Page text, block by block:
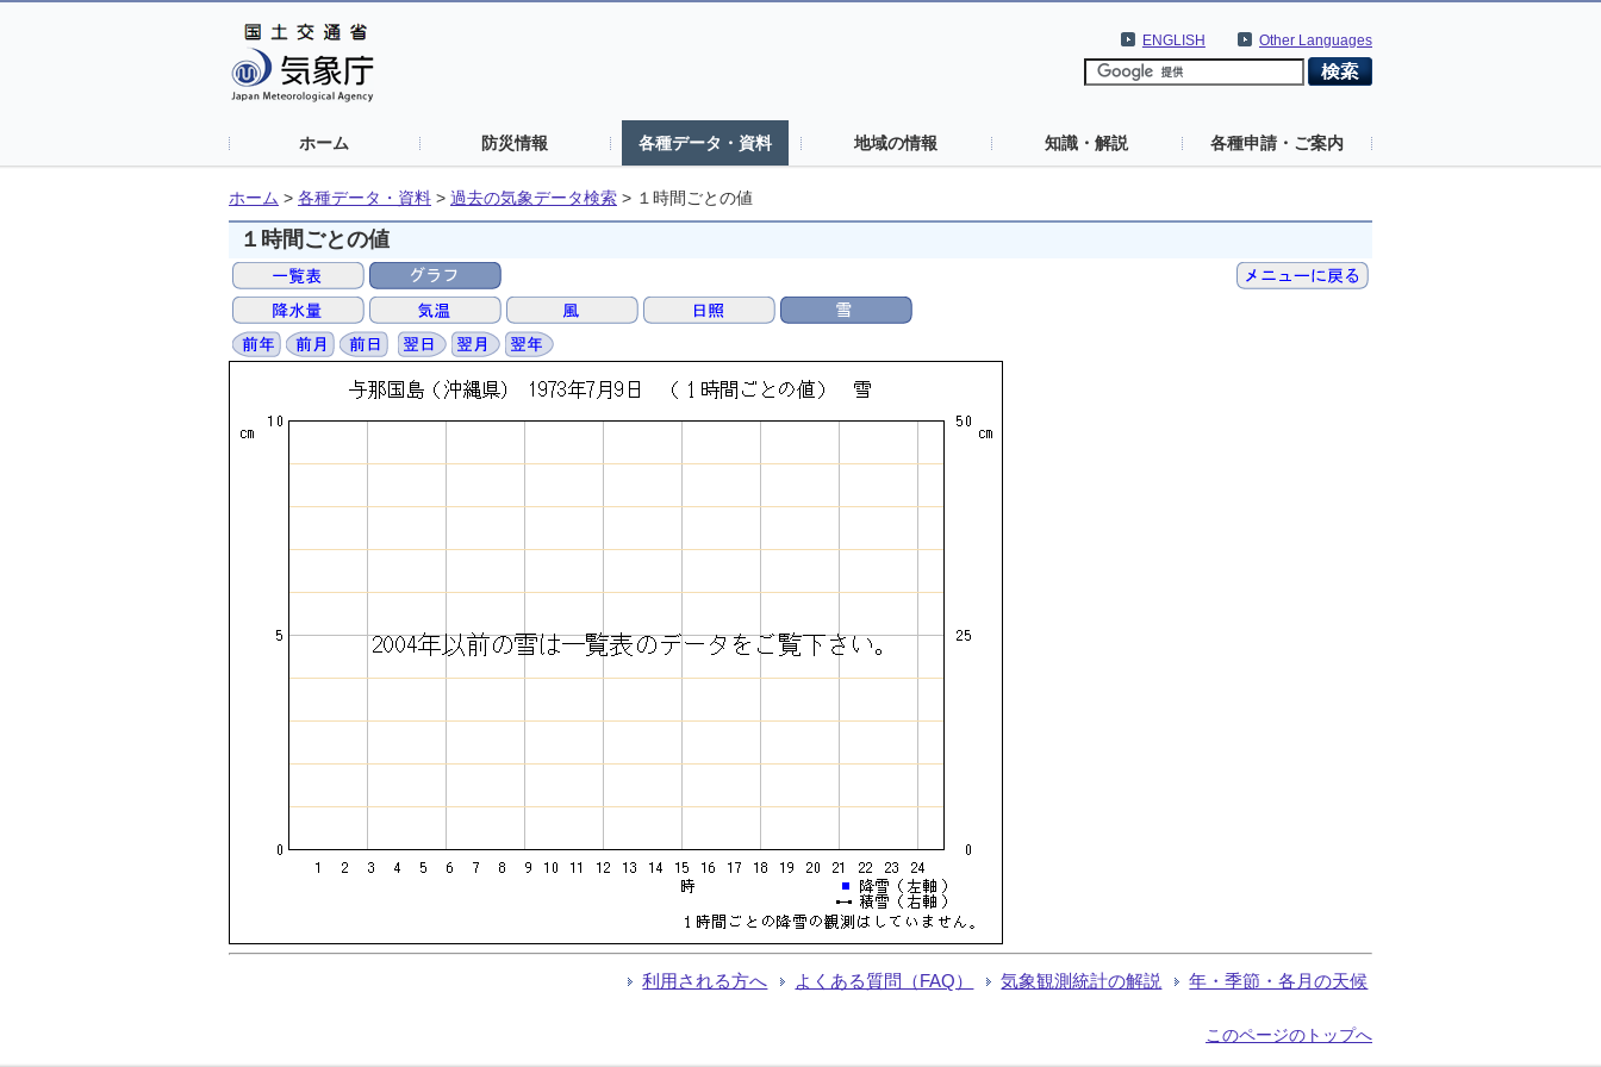
Other Languages
ENGLISH
ホーム 防災情報 各種データ・資料 地域の情報 知識・解説 各種申請・ご案内
ホーム > 各種データ・資料 > 過去の気象データ検索 > １時間ごとの値
１時間ごとの値
利用される方へ よくある質問（FAQ） 気象観測統計の解説 年・季節・各月の天候
このページのトップへ